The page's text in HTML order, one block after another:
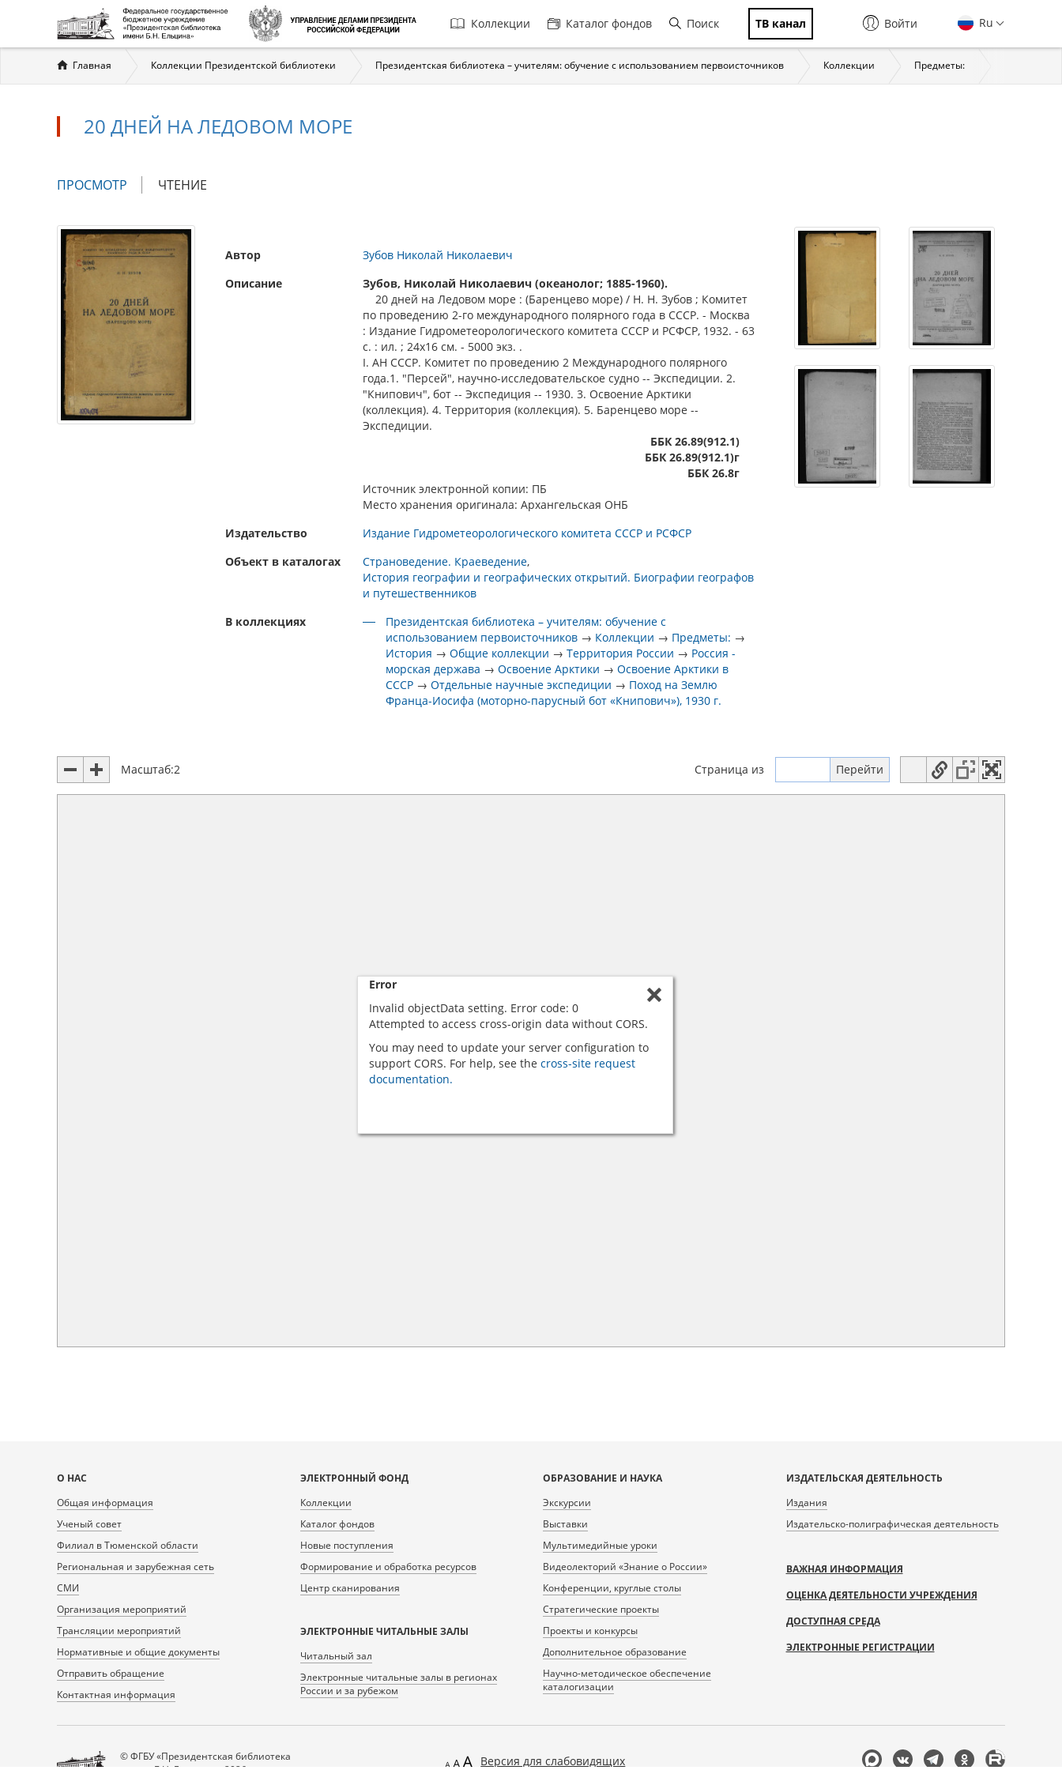
Главная
навигация
Коллекции Каталог фондов Поиск ТВ канал Ru
Войти
Вы
здесь
Главная Коллекции Президентской библиотеки Президентская библиотека – учителям: обучение с использованием первоисточников Коллекции Предметы:
20 ДНЕЙ НА ЛЕДОВОМ МОРЕ
Главные
ПРОСМОТР (АКТИВНАЯ
ЧТЕНИЕ
Автор
Зубов Николай Николаевич
Описание
Зубов, Николай Николаевич (океанолог; 1885-1960).
20 дней на Ледовом море : (Баренцево море) / Н. Н. Зубов ; Комитет
по проведению 2-го международного полярного года в СССР. - Москва
: Издание Гидрометеорологического комитета СССР и РСФСР, 1932. - 63
с. : ил. ; 24х16 см. - 5000 экз. .
I. АН СССР. Комитет по проведению 2 Международного полярного
года.1. "Персей", научно-исследовательское судно -- Экспедиции. 2.
"Книпович", бот -- Экспедиция -- 1930. 3. Освоение Арктики
(коллекция). 4. Территория (коллекция). 5. Баренцево море --
Экспедиции.
ББК 26.89(912.1)
ББК 26.89(912.1)г
ББК 26.8г
Источник электронной копии: ПБ
Место хранения оригинала: Архангельская ОНБ
Издательство
Издание Гидрометеорологического комитета СССР и РСФСР
Объект в каталогах
Страноведение. Краеведение
История географии и географических открытий. Биографии географов
и путешественников
В коллекциях
Президентская библиотека – учителям: обучение с
использованием первоисточников → Коллекции → Предметы: →
История →Общие коллекции →Территория России → Россия -
морская держава →Освоение Арктики →Освоение Арктики в
СССР →Отдельные научные экспедиции → Поход на Землю
Франца-Иосифа (моторно-парусный бот «Книпович»), 1930 г.
Масштаб:2 Страница из
Error
Invalid objectData setting. Error code: 0
Attempted to access cross-origin data without CORS.
You may need to update your server configuration to
support CORS. For help, see the cross-site request
documentation.
Карта
сайта
О НАС
Общая информация
Ученый совет
Филиал в Тюменской области
Региональная и зарубежная сеть
СМИ
Организация мероприятий
Трансляции мероприятий
Нормативные и общие документы
Отправить обращение
Контактная информация
ЭЛЕКТРОННЫЙ ФОНД
Коллекции
Каталог фондов
Новые поступления
Формирование и обработка ресурсов
Центр сканирования
ЭЛЕКТРОННЫЕ ЧИТАЛЬНЫЕ ЗАЛЫ
Читальный зал
Электронные читальные залы в регионах
России и за рубежом
ОБРАЗОВАНИЕ И НАУКА
Экскурсии
Выставки
Мультимедийные уроки
Видеолекторий «Знание о России»
Конференции, круглые столы
Стратегические проекты
Проекты и конкурсы
Дополнительное образование
Научно-методическое обеспечение
каталогизации
ИЗДАТЕЛЬСКАЯ ДЕЯТЕЛЬНОСТЬ
Издания
Издательско-полиграфическая деятельность
ВАЖНАЯ ИНФОРМАЦИЯ
ОЦЕНКА ДЕЯТЕЛЬНОСТИ УЧРЕЖДЕНИЯ
ДОСТУПНАЯ СРЕДА
ЭЛЕКТРОННЫЕ РЕГИСТРАЦИИ
© ФГБУ «Президентская библиотека
Версия для слабовидящих